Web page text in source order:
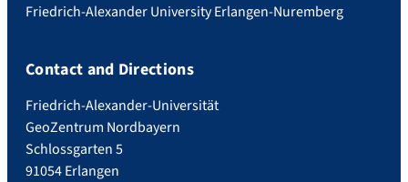
Friedrich-Alexander University Erlangen-Nuremberg
Contact and Directions
Friedrich-Alexander-Universität
GeoZentrum Nordbayern
Schlossgarten 5
91054 Erlangen